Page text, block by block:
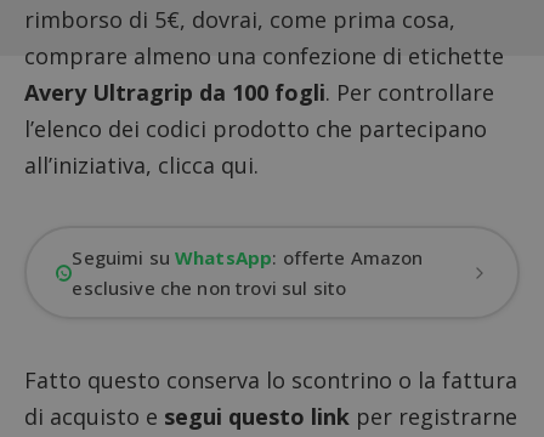
rimborso di 5€, dovrai, come prima cosa,
comprare almeno una confezione di etichette
Avery Ultragrip da 100 fogli. Per controllare
l’elenco dei codici prodotto che partecipano
all’iniziativa, clicca qui.
Seguimi suWhatsApp: offerte Amazon
esclusive che non trovi sul sito
Fatto questo conserva lo scontrino o la fattura
di acquisto e segui questo link per registrarne